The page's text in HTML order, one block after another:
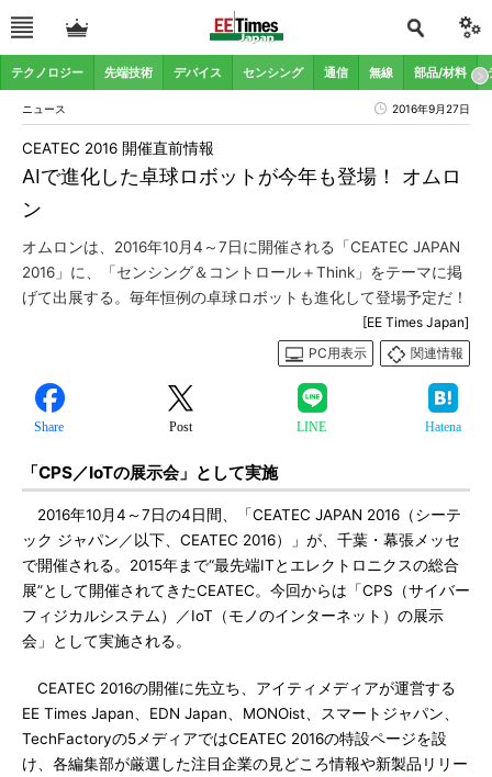
テクノロジー 先端技術 デバイス センシング 通信 無線 部品/材料
ニュース 2016年9月27日
AIで進化した卓球ロボットが今年も登場！ オムロ
ン
CEATEC 2016 開催直前情報
オムロンは、2016年10月4～7日に開催される「CEATEC JAPAN
2016」に、「センシング＆コントロール＋Think」をテーマに掲
げて出展する。毎年恒例の卓球ロボットも進化して登場予定だ！
[EE Times Japan]
PC用表示
関連情報
Share Post LINE Hatena
「CPS／IoTの展示会」として実施
2016年10月4～7日の4日間、「CEATEC JAPAN 2016（シーテ
ック ジャパン／以下、CEATEC 2016）」が、千葉・幕張メッセ
で開催される。2015年まで“最先端ITとエレクトロニクスの総合
展”として開催されてきたCEATEC。今回からは「CPS（サイバー
フィジカルシステム）／IoT（モノのインターネット）の展示
会」として実施される。
CEATEC 2016の開催に先立ち、アイティメディアが運営する
EE Times Japan、EDN Japan、MONOist、スマートジャパン、
TechFactoryの5メディアではCEATEC 2016の特設ページを設
け、各編集部が厳選した注目企業の見どころ情報や新製品リリー